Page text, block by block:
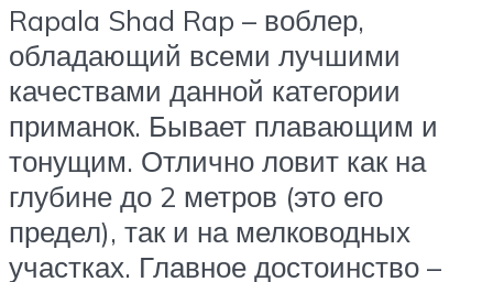
Rapala Shad Rap – воблер,
обладающий всеми лучшими
качествами данной категории
приманок. Бывает плавающим и
тонущим. Отлично ловит как на
глубине до 2 метров (это его
предел), так и на мелководных
участках. Главное достоинство –